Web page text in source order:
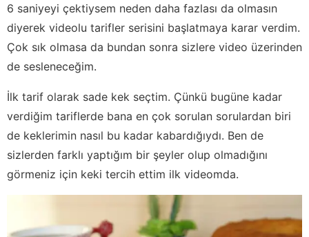
6 saniyeyi çektiysem neden daha fazlası da olmasın
diyerek videolu tarifler serisini başlatmaya karar verdim.
Çok sık olmasa da bundan sonra sizlere video üzerinden
de sesleneceğim.
İlk tarif olarak sade kek seçtim. Çünkü bugüne kadar
verdiğim tariflerde bana en çok sorulan sorulardan biri
de keklerimin nasıl bu kadar kabardığıydı. Ben de
sizlerden farklı yaptığım bir şeyler olup olmadığını
görmeniz için keki tercih ettim ilk videomda.